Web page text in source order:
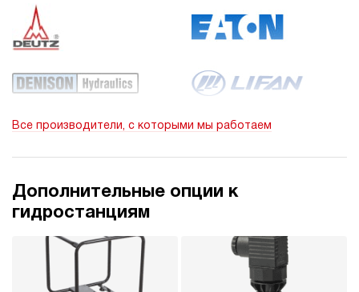
Все производители, с которыми мы работаем
Дополнительные опции к
гидростанциям